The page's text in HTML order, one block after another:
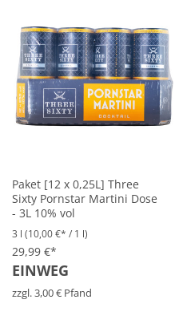
Paket [12 x 0,25L] Three
Sixty Pornstar Martini Dose
- 3L 10% vol
3 l (10,00 €* / 1 l)
29,99 €*
EINWEG
zzgl. 3,00 € Pfand